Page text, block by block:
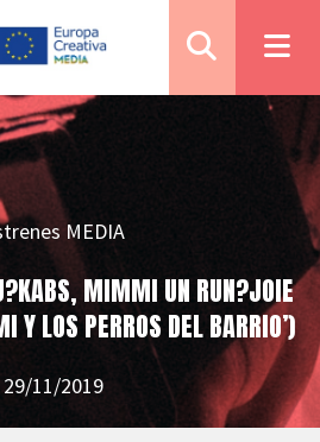
MEDIA
MIMMI UN RUN?JOIE
Y LOS PERROS DEL BARRIO’)
29/11/2019